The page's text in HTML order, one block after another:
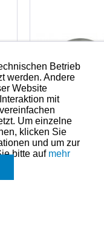
Betrieb
werden. Andere
Website
mit
Um einzelne
klicken Sie
und um zur
bitte auf mehr